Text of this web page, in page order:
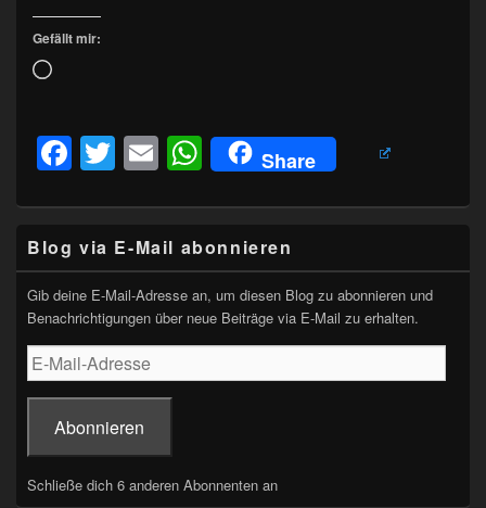
Gefällt mir:
Wird
F
c
e
b
o
o
k
T
tt
er
E
ail
W
h
at
s
A
p
p
Share
Seitenleisten-
Widgetbereich
Blog via E-Mail abonnieren
Gib deine E-Mail-Adresse an, um diesen Blog zu abonnieren und
Benachrichtigungen über neue Beiträge via E-Mail zu erhalten.
E-
Mail-
Adresse
Abonnieren
Schließe dich 6 anderen Abonnenten an